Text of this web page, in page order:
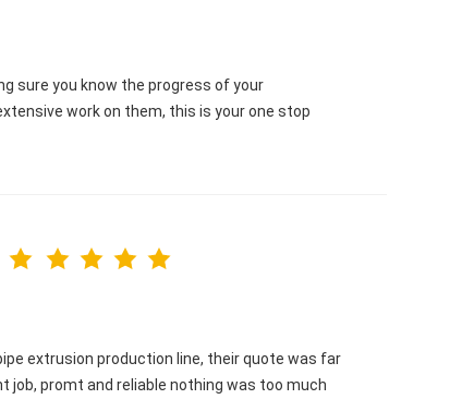
sure you know the progress of your
work on them, this is your one stop
extrusion production line, their quote was far
job, promt and reliable nothing was too much